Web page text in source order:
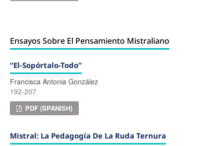
Ensayos Sobre El Pensamiento Mistraliano
“El-Sopórtalo-Todo”
Francisca Antonia González
192-207
PDF (SPANISH)
Mistral: La Pedagogía De La Ruda Ternura